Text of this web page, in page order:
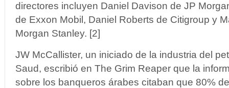
directores incluyen Daniel Davison de JP
de Exxon Mobil, Daniel Roberts de Citigroup y
Morgan Stanley. [2]
JW McCallister, un iniciado de la industria del
Saud, escribió en The Grim Reaper que la
sobre los banqueros árabes citaban que 80%